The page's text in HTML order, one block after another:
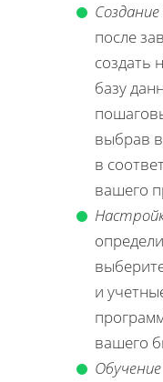
после
создать
базу
выбрав
в
вашего
и
вашего